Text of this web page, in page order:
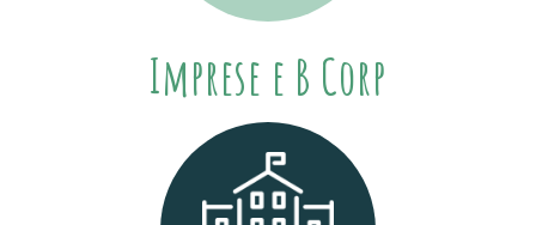
Imprese e B Corp